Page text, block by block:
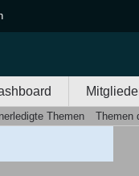
Themen Themen